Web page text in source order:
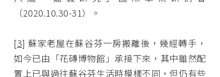
（2020.10.30-31）。
[3] 蘇家老屋在蘇谷芬一房搬離後，幾經轉手，
如今已由「花磚博物館」承接下來，其中雖然配
置上已與過往蘇谷芬生活時模樣不同，但仍有些